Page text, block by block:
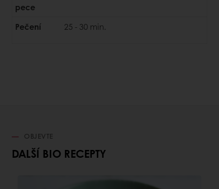
pece
Pečení 25 - 30 min.
OBJEVTE
DALŠÍ BIO RECEPTY